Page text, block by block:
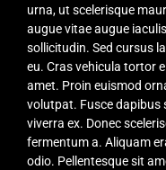
urna, ut scelerisque
augue vitae augue
sollicitudin. Sed cursus
eu. Cras vehicula tortor
amet. Proin euismod
volutpat. Fusce dapibus
viverra ex. Donec
fermentum a. Aliquam
odio. Pellentesque sit